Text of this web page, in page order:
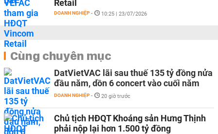
Retail
DOANH NGHIỆP - 10:25 | 23/07/2026
Cùng chuyên mục
DatVietVAC lãi sau thuế 135 tỷ đồng nửa
đầu năm, dồn 6 concert vào cuối năm
DOANH NGHIỆP - 20 giờ trước
Chủ tịch HĐQT Khoáng sản Hưng Thịnh
phải nộp lại hơn 1.500 tỷ đồng